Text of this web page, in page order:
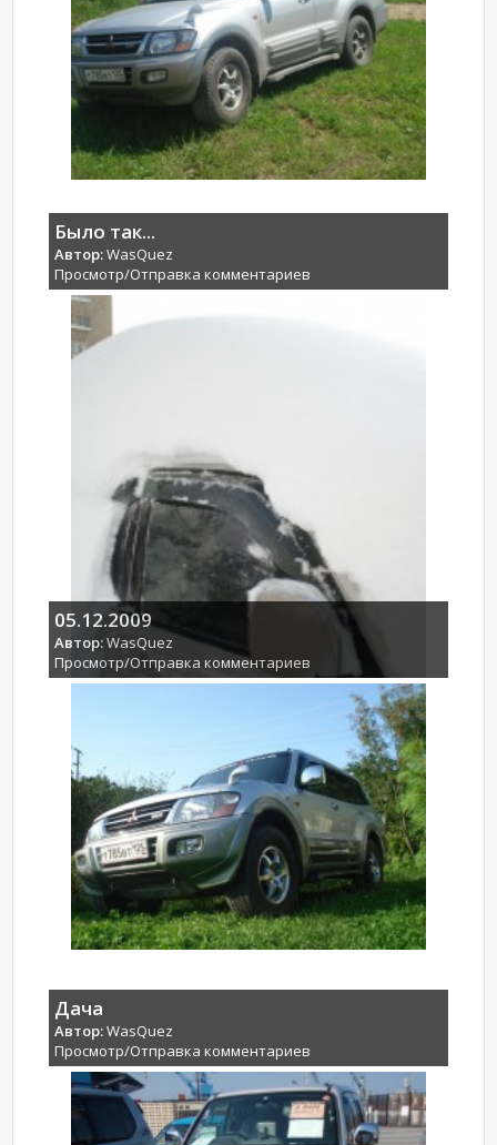
Было так...
Автор:WasQuez
Просмотр/Отправка комментариев
05.12.2009
Автор:WasQuez
Просмотр/Отправка комментариев
Дача
Автор:WasQuez
Просмотр/Отправка комментариев